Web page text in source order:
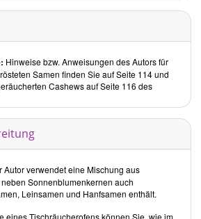
Mittagessen:
die sowohl als Lunch, als auch
Lediglich für ein Gericht, wo Bohnen aus
greift der Autor auf Konserven
sehr facettenreich, wobei bei etwa einem
& Cashew Pâté with Rye Crisp Breads
Cashew Pastete mit Roggenknäckebrot und
Karotten mit Cashewkäse und
Hinweise bzw. Anweisungen des Autors für
Samen finden Sie auf Seite 114 und
Cashews auf Seite 116 des
Autor verwendet eine Mischung aus
Sonnenblumenkernen auch
Leinsamen und Hanfsamen enthält.
eines Tischräucherofens können Sie, wie im